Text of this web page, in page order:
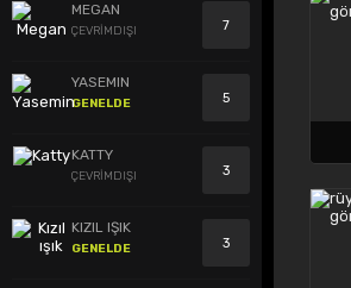
MEGAN
ÇEVRİMDIŞI 7
YASEMIN
GENELDE 5
KATTY
ÇEVRİMDIŞI 3
KIZIL IŞIK
GENELDE 3